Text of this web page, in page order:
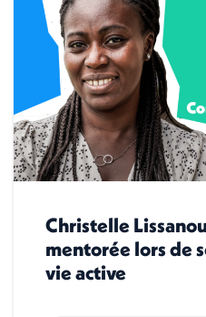
Christelle
mentorée lors de
vie active